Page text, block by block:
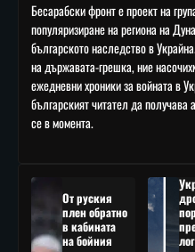
Бесарабски фронт е проект на
популяризиране на региона на
българското наследство в
на държавата-грешка, ние
ежедневни хроники за войната в
българският читател да
се в момента.
От руския
плен обратно
в кабината
на бойния